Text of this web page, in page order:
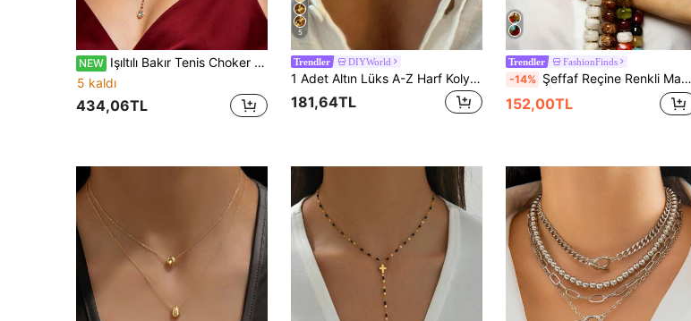
NEW Işıltılı Bakır Tenis Choker Yuvarlak Şeffaf Strass ve Reçine Ayarlanabilir Köprücük Kemiği Kolyesi, Kadınlar İçin Zarif Günlük Takı, Düğün ve Noel Hediyesi
5 kaldı
434,06TL
5
Trendler DIYWorld
1 Adet Altın Lüks A-Z Harf Kolye, Benzersiz Donut ve Yeşil Elmas Harf Zinciri, Paslanmaz Çelik, Kadınlar İçin Günlük İş Dekoruna Uygun
181,64TL
Trendler FashionFinds
-14% Şeffaf Reçine Renkli Makaron Boncuklu Kolye, Benzersiz Tasarım Kadın Moda Günlük Dopamin Kolyesi, Kalın İri Boncuklu Kolye, Lüks Takı Şıklığı Yansıtan, Kadınların Günlük Kullanımı ve Yaz Tatili İçin Uygun
152,00TL